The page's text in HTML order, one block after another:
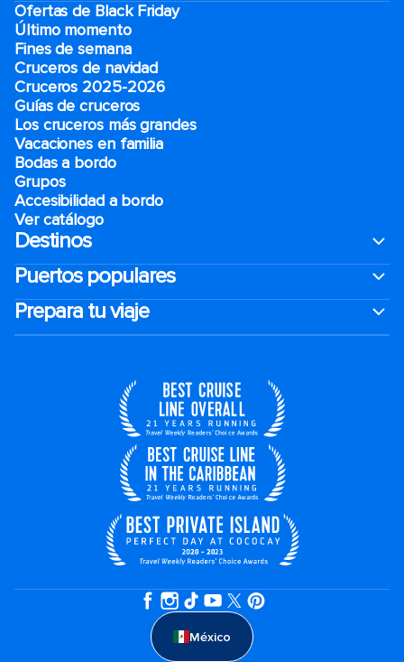
Ofertas de Black Friday
Último momento
Fines de semana
Cruceros de navidad
Cruceros 2025-2026
Guías de cruceros
Los cruceros más grandes
Vacaciones en familia
Bodas a bordo
Grupos
Accesibilidad a bordo
Ver catálogo
Destinos
Puertos populares
Prepara tu viaje
México